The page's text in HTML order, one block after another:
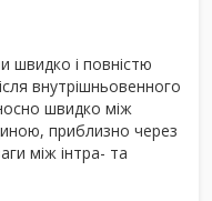
швидко і повністю
внутрішньовенного
швидко між
приблизно через
між інтра- та